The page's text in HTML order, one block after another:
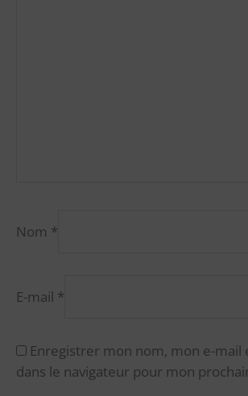
Nom *
E-mail *
Enregistrer mon nom, mon e-mail
dans le navigateur pour mon